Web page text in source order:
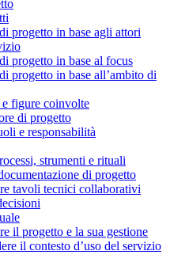
progetto in base agli attori
progetto in base al focus
progetto in base all’ambito di
figure coinvolte
di progetto
e responsabilità
strumenti e rituali
di progetto
tavoli tecnici collaborativi
il progetto e la sua gestione
il contesto d’uso del servizio